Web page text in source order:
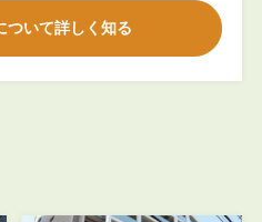
ついて詳しく知る